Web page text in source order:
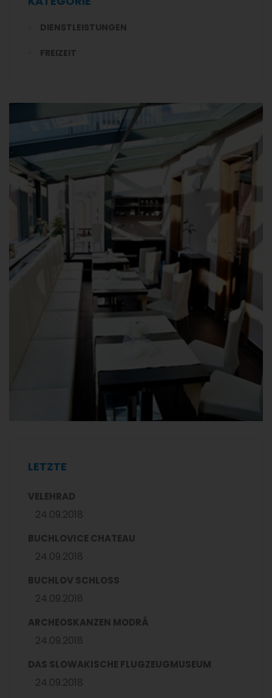
DIENSTLEISTUNGEN
FREIZEIT
LETZTE
VELEHRAD
24.09.2018
BUCHLOVICE CHATEAU
24.09.2018
BUCHLOV SCHLOSS
24.09.2018
ARCHEOSKANZEN MODRÁ
24.09.2018
DAS SLOWAKISCHE FLUGZEUGMUSEUM
24.09.2018